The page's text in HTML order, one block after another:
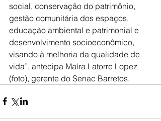
social, conservação do patrimônio,
gestão comunitária dos espaços,
educação ambiental e patrimonial e
desenvolvimento socioeconômico,
visando à melhoria da qualidade de
vida”, antecipa Maíra Latorre Lopez
(foto), gerente do Senac Barretos.